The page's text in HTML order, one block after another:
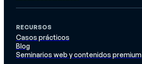
RECURSOS
Casos prácticos
Blog
Seminarios web y contenidos premium